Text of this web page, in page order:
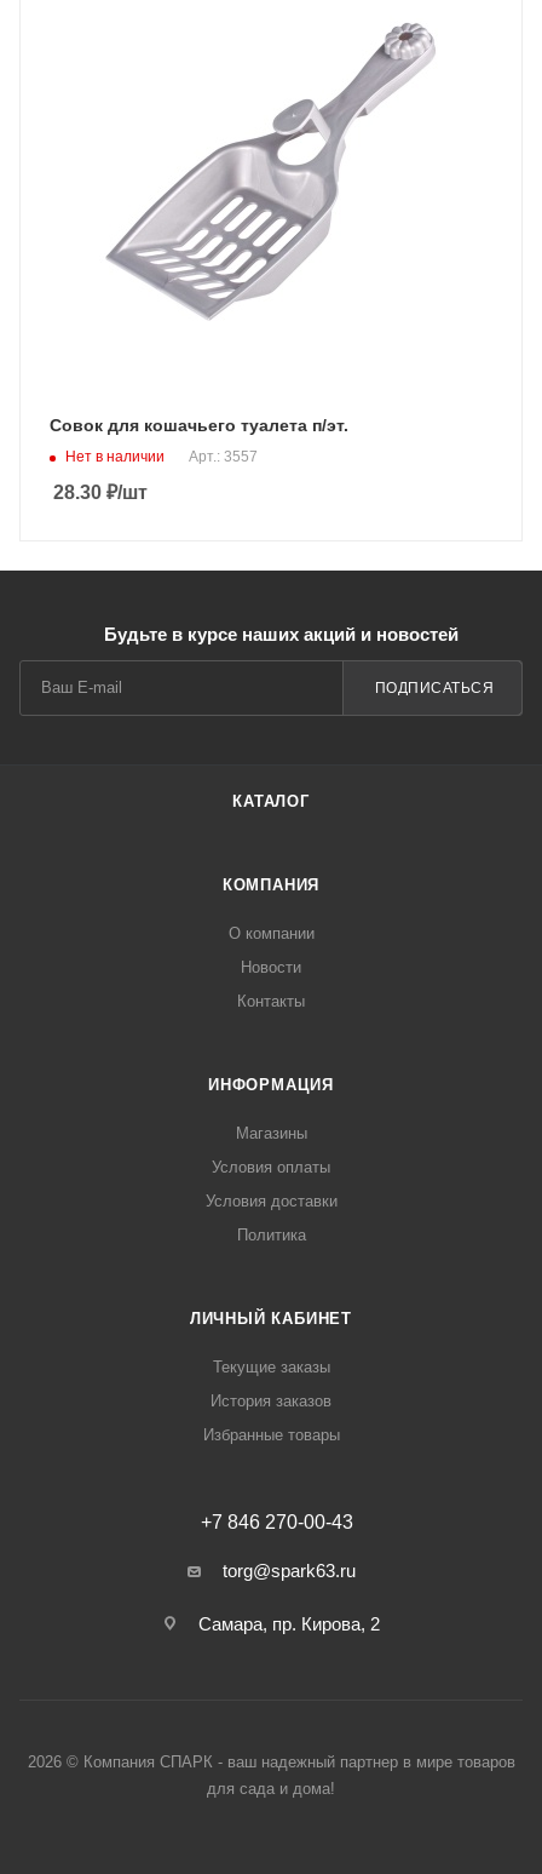
Совок для кошачьего туалета п/эт.
Нет в наличии Арт.: 3557
28.30 ₽/шт
Будьте в курсе наших акций и новостей
ПОДПИСАТЬСЯ
КАТАЛОГ
КОМПАНИЯ
О компании
Новости
Контакты
ИНФОРМАЦИЯ
Магазины
Условия оплаты
Условия доставки
Политика
ЛИЧНЫЙ КАБИНЕТ
Текущие заказы
История заказов
Избранные товары
+7 846 270-00-43
torg@spark63.ru
Самара, пр. Кирова, 2
2026 © Компания СПАРК - ваш надежный партнер в мире товаров
для сада и дома!